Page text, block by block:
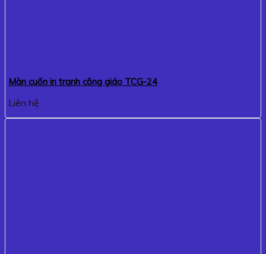
Màn cuốn in tranh công giáo TCG-24
Liên hệ